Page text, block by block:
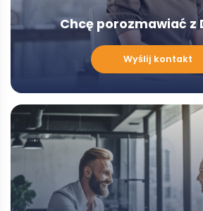
Chcę porozmawiać z
porozmawiać
Doradcą
-
Modal
Wyślij kontakt